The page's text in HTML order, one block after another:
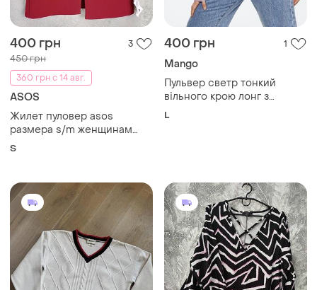
400 грн 3
450 грн
360 грн с 14 авг.
ASOS
Жилет пуловер asos
размера s/m женщинам
полиэстр
S
400 грн 1
Mango
Пульвер светр тонкий
вільного крою лонг з
кашеміром пуловер кофта
L